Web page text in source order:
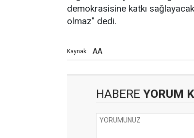
demokrasisine katkı
olmaz" dedi.
Kaynak: AA
HABERE YORUM